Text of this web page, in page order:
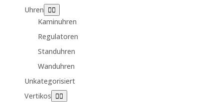
Uhren
Kaminuhren
Regulatoren
Standuhren
Wanduhren
Unkategorisiert
Vertikos